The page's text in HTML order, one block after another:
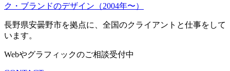
ク・ブランドのデザイン（2004年〜）
長野県安曇野市を拠点に、全国のクライアントと仕事をして
います。
Webやグラフィックのご相談受付中